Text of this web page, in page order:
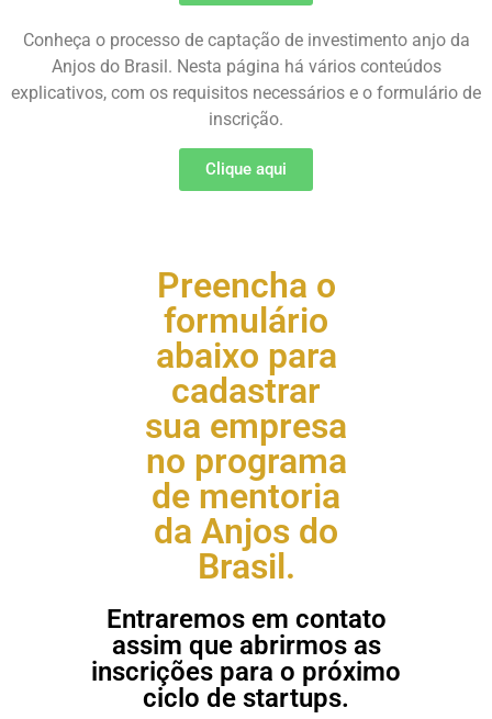
Conheça o processo de captação de investimento anjo da
Anjos do Brasil. Nesta página há vários conteúdos
explicativos, com os requisitos necessários e o formulário de
inscrição.
Clique aqui
Preencha o
formulário
abaixo para
cadastrar
sua empresa
no programa
de mentoria
da Anjos do
Brasil.
Entraremos em contato
assim que abrirmos as
inscrições para o próximo
ciclo de startups.